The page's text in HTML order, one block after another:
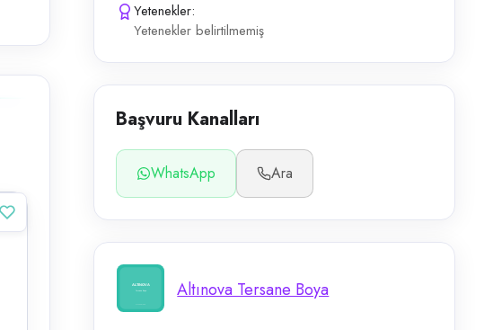
Yetenekler:
Yetenekler belirtilmemiş
Başvuru Kanalları
WhatsApp Ara
Altınova Tersane Boya